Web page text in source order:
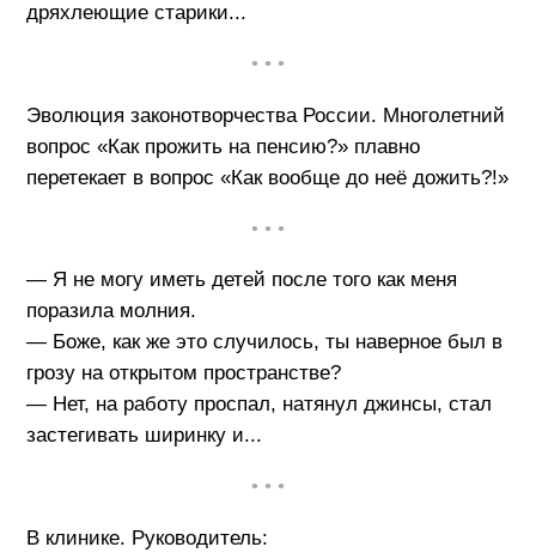
дряхлеющие старики...
• • •
Эволюция законотворчества России. Многолетний
вопрос «Как прожить на пенсию?» плавно
перетекает в вопрос «Как вообще до неё дожить?!»
• • •
— Я не могу иметь детей после того как меня
поразила молния.
— Боже, как же это случилось, ты наверное был в
грозу на открытом пространстве?
— Нет, на работу проспал, натянул джинсы, стал
застегивать ширинку и...
• • •
В клинике. Руководитель: